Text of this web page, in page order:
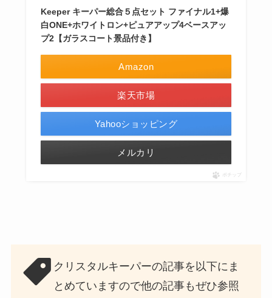
Keeper キーパー総合５点セット ファイナル1+爆
白ONE+ホワイトロン+ピュアアップ4ベースアッ
プ2【ガラスコート景品付き】
Amazon
楽天市場
Yahooショッピング
メルカリ
ポチップ
クリスタルキーパーの記事を以下にま
とめていますので他の記事もぜひ参照